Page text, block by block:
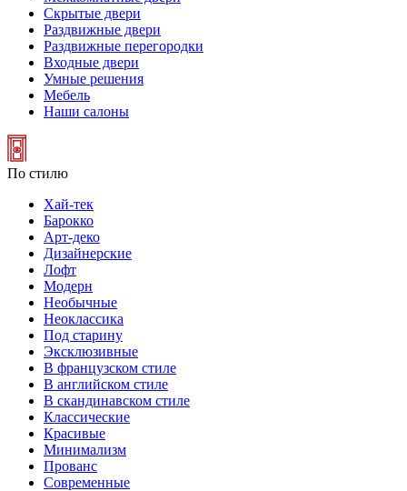
Скрытые двери
Раздвижные двери
Раздвижные перегородки
Входные двери
Умные решения
Мебель
Наши салоны
По стилю
Хай-тек
Барокко
Арт-деко
Дизайнерские
Лофт
Модерн
Необычные
Неоклассика
Под старину
Эксклюзивные
В французском стиле
В английском стиле
В скандинавском стиле
Классические
Красивые
Минимализм
Прованс
Современные